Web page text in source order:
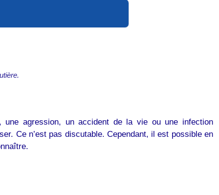
agression, un accident de la vie ou une infection
Ce n’est pas discutable. Cependant, il est possible en